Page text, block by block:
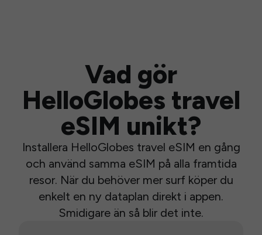
Vad gör
HelloGlobes travel
eSIM unikt?
Installera HelloGlobes travel eSIM en gång
och använd samma eSIM på alla framtida
resor. När du behöver mer surf köper du
enkelt en ny dataplan direkt i appen.
Smidigare än så blir det inte.